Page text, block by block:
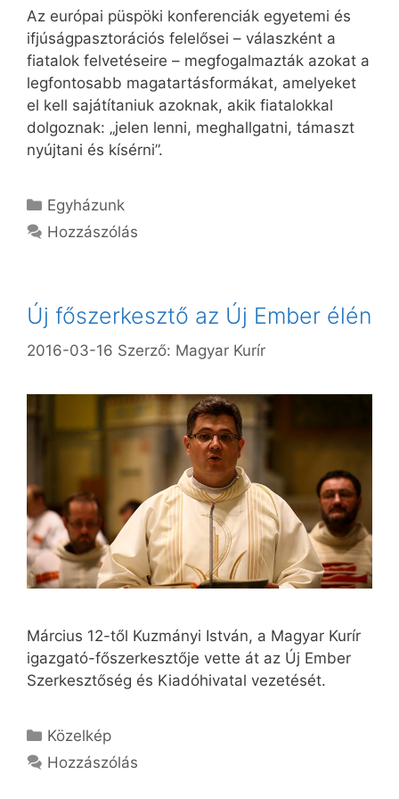
Az európai püspöki konferenciák egyetemi és
ifjúságpasztorációs felelősei – válaszként a
fiatalok felvetéseire – megfogalmazták azokat a
legfontosabb magatartásformákat, amelyeket
el kell sajátítaniuk azoknak, akik fiatalokkal
dolgoznak: „jelen lenni, meghallgatni, támaszt
nyújtani és kísérni”.
Kategória
Egyházunk
Hozzászólás
Új főszerkesztő az Új Ember élén
2016-03-16 Szerző: Magyar Kurír
Március 12-től Kuzmányi István, a Magyar Kurír
igazgató-főszerkesztője vette át az Új Ember
Szerkesztőség és Kiadóhivatal vezetését.
Kategória
Közelkép
Hozzászólás